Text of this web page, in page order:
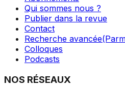
Qui sommes nous ?
Publier dans la revue
Contact
Recherche avancée
Colloques
Podcasts
NOS RÉSEAUX